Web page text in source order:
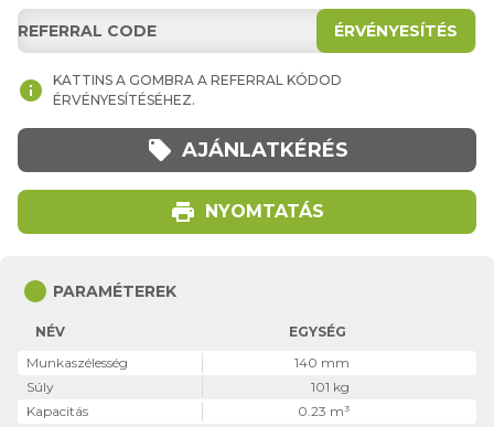
ÉRVÉNYESÍTÉS
info
KATTINS A GOMBRA A REFERRAL KÓDOD
ÉRVÉNYESÍTÉSÉHEZ.
local_offer AJÁNLATKÉRÉS
print NYOMTATÁS
circle PARAMÉTEREK
NÉV
EGYSÉG
Munkaszélesség
140 mm
Súly
101 kg
Kapacitás
0.23 m³